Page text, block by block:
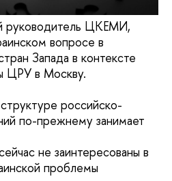
руководитель ЦКЕМИ,
вопросе в
Запада в контексте
ЦРУ в Москву.
российско-
по-прежнему занимает
не заинтересованы в
проблемы